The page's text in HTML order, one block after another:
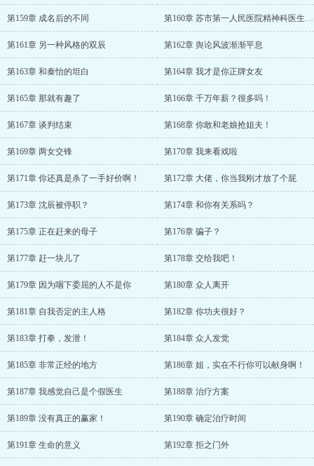
第159章 成名后的不同 第160章 苏市第一人民医院精神科医生--沈辰上线
第161章 另一种风格的双辰 第162章 舆论风波渐渐平息
第163章 和秦怡的坦白 第164章 我才是你正牌女友
第165章 那就有趣了 第166章 千万年薪？很多吗！
第167章 谈判结束 第168章 你敢和老娘抢姐夫！
第169章 两女交锋 第170章 我来看戏啦
第171章 你还真是杀了一手好价啊！ 第172章 大佬，你当我刚才放了个屁
第173章 沈辰被停职？ 第174章 和你有关系吗？
第175章 正在赶来的母子 第176章 骗子？
第177章 赶一块儿了 第178章 交给我吧！
第179章 因为咽下委屈的人不是你 第180章 众人离开
第181章 自我否定的主人格 第182章 你功夫很好？
第183章 打拳，发泄！ 第184章 众人发觉
第185章 非常正经的地方 第186章 姐，实在不行你可以献身啊！
第187章 我感觉自己是个假医生 第188章 治疗方案
第189章 没有真正的赢家！ 第190章 确定治疗时间
第191章 生命的意义 第192章 拒之门外